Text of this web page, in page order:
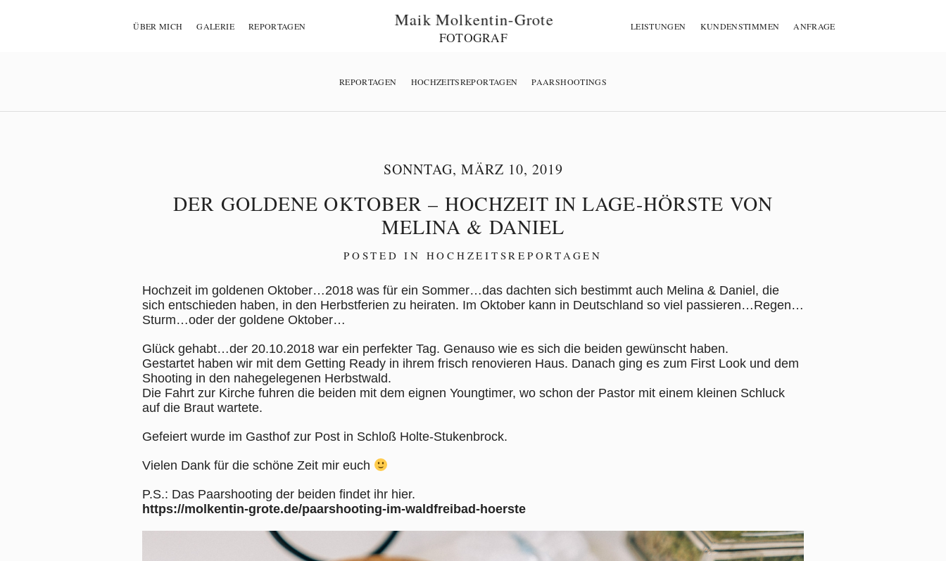
ÜBER MICH GALERIE REPORTAGEN Maik Molkentin-Grote
FOTOGRAF
LEISTUNGEN KUNDENSTIMMEN ANFRAGE
REPORTAGEN HOCHZEITSREPORTAGEN PAARSHOOTINGS
SONNTAG, MÄRZ 10, 2019
DER GOLDENE OKTOBER – HOCHZEIT IN LAGE-HÖRSTE VON
MELINA & DANIEL
POSTED IN HOCHZEITSREPORTAGEN
Hochzeit im goldenen Oktober…2018 was für ein Sommer…das dachten sich bestimmt auch Melina & Daniel, die
sich entschieden haben, in den Herbstferien zu heiraten. Im Oktober kann in Deutschland so viel passieren…Regen…
Sturm…oder der goldene Oktober…
Glück gehabt…der 20.10.2018 war ein perfekter Tag. Genauso wie es sich die beiden gewünscht haben.
Gestartet haben wir mit dem Getting Ready in ihrem frisch renovieren Haus. Danach ging es zum First Look und dem
Shooting in den nahegelegenen Herbstwald.
Die Fahrt zur Kirche fuhren die beiden mit dem eignen Youngtimer, wo schon der Pastor mit einem kleinen Schluck
auf die Braut wartete.
Gefeiert wurde im Gasthof zur Post in Schloß Holte-Stukenbrock.
Vielen Dank für die schöne Zeit mir euch
P.S.: Das Paarshooting der beiden findet ihr hier.
https://molkentin-grote.de/paarshooting-im-waldfreibad-hoerste